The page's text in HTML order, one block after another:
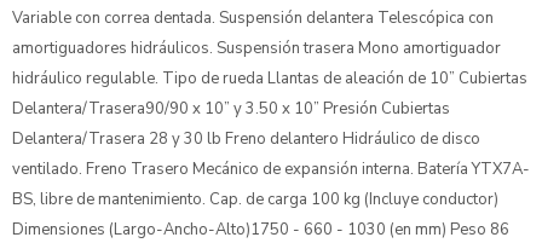
Variable con correa dentada. Suspensión delantera Telescópica con
amortiguadores hidráulicos. Suspensión trasera Mono amortiguador
hidráulico regulable. Tipo de rueda Llantas de aleación de 10” Cubiertas
Delantera/Trasera90/90 x 10” y 3.50 x 10” Presión Cubiertas
Delantera/Trasera 28 y 30 lb Freno delantero Hidráulico de disco
ventilado. Freno Trasero Mecánico de expansión interna. Batería YTX7A-
BS, libre de mantenimiento. Cap. de carga 100 kg (Incluye conductor)
Dimensiones (Largo-Ancho-Alto)1750 - 660 - 1030 (en mm) Peso 86